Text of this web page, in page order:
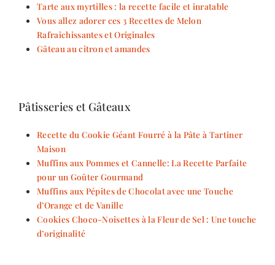
Tarte aux myrtilles : la recette facile et inratable
Vous allez adorer ces 3 Recettes de Melon
Rafraîchissantes et Originales
Gâteau au citron et amandes
Pâtisseries et Gâteaux
Recette du Cookie Géant Fourré à la Pâte à Tartiner
Maison
Muffins aux Pommes et Cannelle: La Recette Parfaite
pour un Goûter Gourmand
Muffins aux Pépites de Chocolat avec une Touche
d’Orange et de Vanille
Cookies Choco-Noisettes à la Fleur de Sel : Une touche
d’originalité